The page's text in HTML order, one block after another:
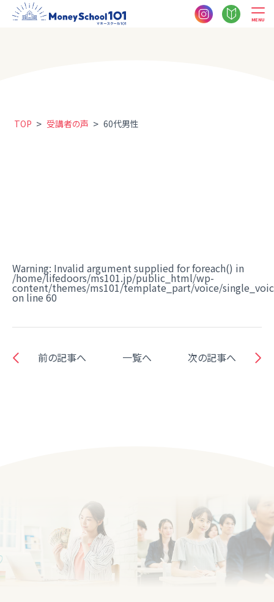
MENU
TOP > 受講者の声 > 60代男性
Warning: Invalid argument supplied for foreach() in
/home/lifedoors/ms101.jp/public_html/wp-
content/themes/ms101/template_part/voice/
on line 60
前の記事へ 一覧へ 次の記事へ